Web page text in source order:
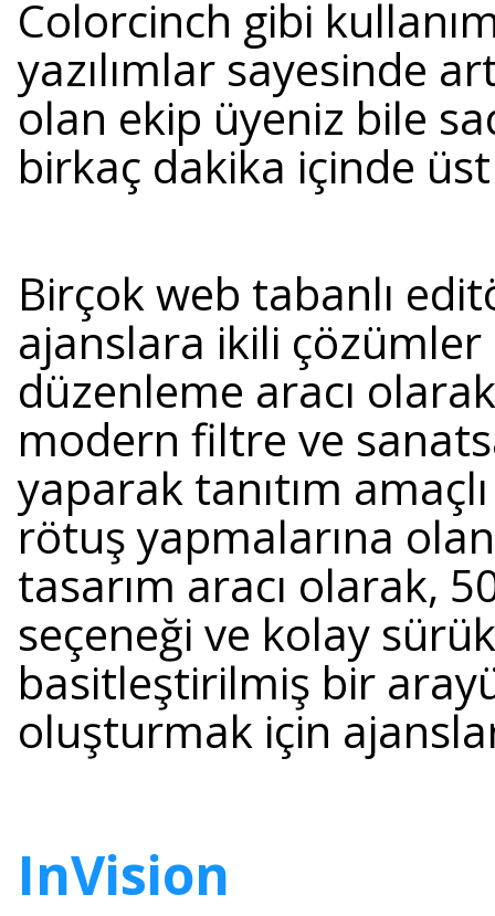
Colorcinch gibi
yazılımlar sayesinde
olan ekip üyeniz bile
birkaç dakika içinde
Birçok web tabanlı
ajanslara ikili
düzenleme aracı
modern filtre ve
yaparak tanıtım
rötuş yapmalarına
tasarım aracı olarak,
seçeneği ve kolay
basitleştirilmiş bir
oluşturmak için
InVision